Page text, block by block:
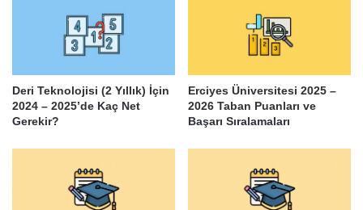
Deri Teknolojisi (2 Yıllık) İçin
2024 – 2025’de Kaç Net
Gerekir?
Erciyes Üniversitesi 2025 –
2026 Taban Puanları ve
Başarı Sıralamaları